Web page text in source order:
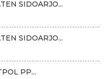
SIDOARJO...
SIDOARJO...
PP...